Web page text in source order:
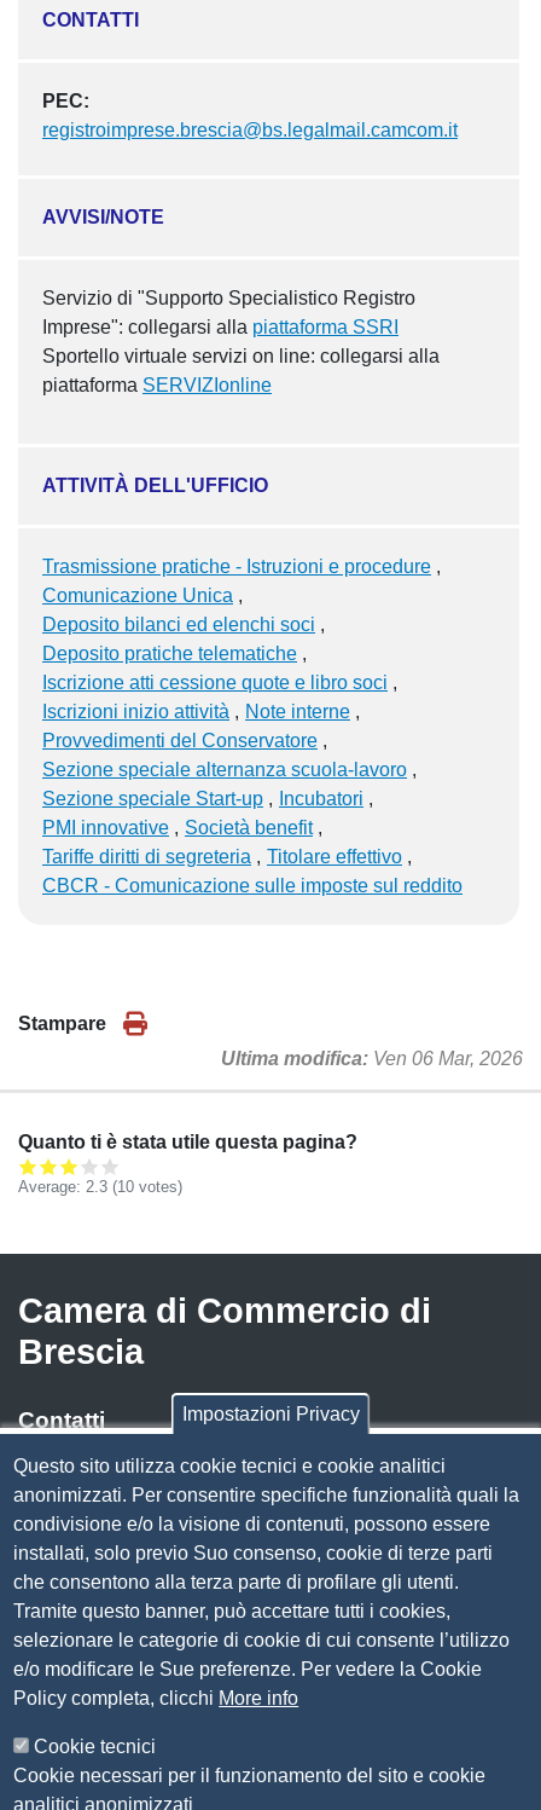
CONTATTI
PEC:
registroimprese.brescia@bs.legalmail.camcom.it
AVVISI/NOTE
Servizio di "Supporto Specialistico Registro
Imprese": collegarsi alla piattaforma SSRI
Sportello virtuale servizi on line: collegarsi alla
piattaforma SERVIZIonline
ATTIVITÀ DELL'UFFICIO
Trasmissione pratiche - Istruzioni e procedure
Comunicazione Unica
Deposito bilanci ed elenchi soci
Deposito pratiche telematiche
Iscrizione atti cessione quote e libro soci
Iscrizioni inizio attività
Note interne
Provvedimenti del Conservatore
Sezione speciale alternanza scuola-lavoro
Sezione speciale Start-up
Incubatori
PMI innovative
Società benefit
Tariffe diritti di segreteria
Titolare effettivo
CBCR - Comunicazione sulle imposte sul reddito
Stampare
Ultima modifica
Ven 06 Mar, 2026
Quanto ti è stata utile questa pagina?
Average: 2.3 (10 votes)
Camera di Commercio di
Brescia
Contatti
Via Luigi Einaudi, 23, 25121 Brescia BS
Tel. 030 37251
PECcamera.brescia@bs.legalmail.camcom.it
P.IVA 00859790172
C.F. 80013870177
Contatti
Amministrazione Trasparente
Organizzazione
Bandi di concorso
Bandi di gara e contratti
Impostazioni Privacy
Questo sito utilizza cookie tecnici e cookie analitici
anonimizzati. Per consentire specifiche funzionalità quali la
condivisione e/o la visione di contenuti, possono essere
installati, solo previo Suo consenso, cookie di terze parti
che consentono alla terza parte di profilare gli utenti.
Tramite questo banner, può accettare tutti i cookies,
selezionare le categorie di cookie di cui consente l’utilizzo
e/o modificare le Sue preferenze. Per vedere la Cookie
Policy completa, clicchi More info
Cookie tecnici
Cookie necessari per il funzionamento del sito e cookie
analitici anonimizzati